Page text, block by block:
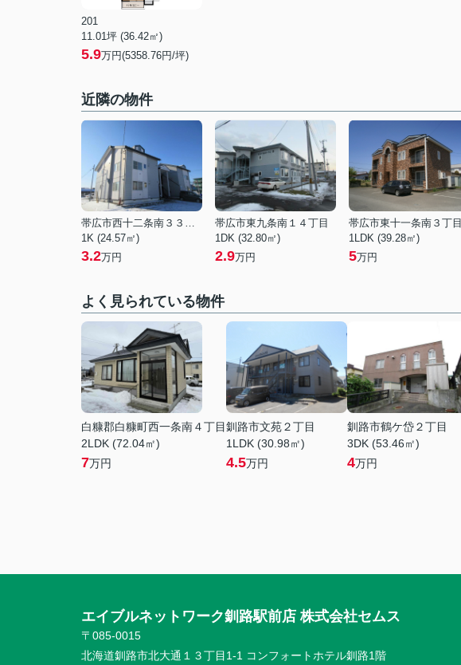
201
11.01坪 (36.42㎡)
5.9万円(5358.76円/坪)
近隣の物件
帯広市西十二条南３３丁目
1K (24.57㎡)
3.2万円
帯広市東九条南１４丁目
1DK (32.80㎡)
2.9万円
帯広市東十一条南３丁目
1LDK (39.28㎡)
5万円
よく見られている物件
白糠郡白糠町西一条南４丁目
2LDK (72.04㎡)
7万円
釧路市文苑２丁目
1LDK (30.98㎡)
4.5万円
釧路市鶴ケ岱２丁目
3DK (53.46㎡)
4万円
エイブルネットワーク釧路駅前店 株式会社セムス
〒085-0015
北海道釧路市北大通１３丁目1-1 コンフォートホテル釧路1階